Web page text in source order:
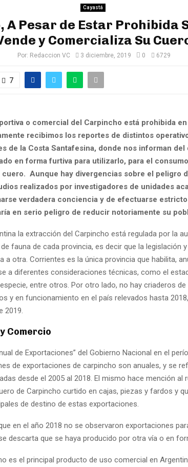
Cayastá
A Pesar de Estar Prohibida
y Comercializa Su
Por: Redaccion VC 3 diciembre, 2019 0 6729
7
o comercial del Carpincho está prohibida
recibimos los reportes de distintos
de la Costa Santafesina, donde nos informan
en forma furtiva para utilizarlo, para el
cuero. Aunque hay divergencias sobre el peligro
realizados por investigadores de unidades
verdadera conciencia y de efectuarse
en serio peligro de reducir notoriamente su
la extracción del Carpincho está regulada por la
fauna de cada provincia, es decir que la legislación
a otra. Corrientes es la única provincia que habilita,
a diferentes consideraciones técnicas, como el
entre otros. Por otro lado, no hay criaderos
y en funcionamiento en el país relevados hasta
2019.
Comercio
de Exportaciones” del Gobierno Nacional en el
de exportaciones de carpincho son anuales, y se
desde el 2005 al 2018. El mismo hace mención al
de Carpincho curtido en cajas, piezas y fardos y
de destino de estas exportaciones.
en el año 2018 no se observaron exportaciones
descarta que se haya producido por otra vía o en
es el principal producto de uso comercial en